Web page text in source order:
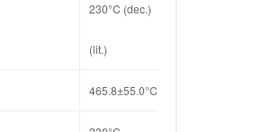
230°C (dec.)
(lit.)
465.8±55.0°C(Predicted)